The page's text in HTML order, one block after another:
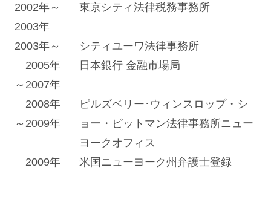
2002年～
2003年
東京シティ法律税務事務所
2003年～
シティユーワ法律事務所
2005年
～2007年
日本銀行 金融市場局
2008年
～2009年
ピルズベリー･ウィンスロップ・シ
ョー・ピットマン法律事務所ニュー
ヨークオフィス
2009年
米国ニューヨーク州弁護士登録